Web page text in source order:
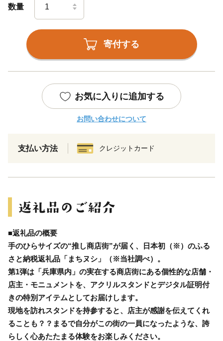
数量
寄付する
お気に入りに追加する
お問い合わせについて
支払い方法 クレジットカード
■返礼品の概要
手のひらサイズの“推し商店街”が届く、日本初（※）のふる
さと納税返礼品「まちヌシ」（※当社調べ）。
第1弾は「兵庫県内」の実在する商店街にある個性的な店舗・
店主・モニュメントを、アクリルスタンドとデジタル証明付
きの特別アイテムとしてお届けします。
現地を訪れスタンドを持参すると、店主が感謝を伝えてくれ
ることも？？まるで自分がこの街の一員になったような、誇
らしく心あたたまる体験をお楽しみください。